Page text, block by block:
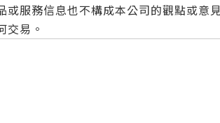
或服務信息也不構成本公司的觀點或
交易。